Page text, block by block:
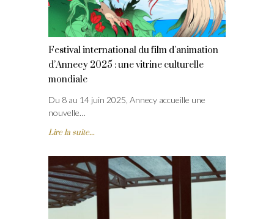
Festival international du film d’animation
d’Annecy 2025 : une vitrine culturelle
mondiale
Du 8 au 14 juin 2025, Annecy accueille une
nouvelle…
Lire la suite...